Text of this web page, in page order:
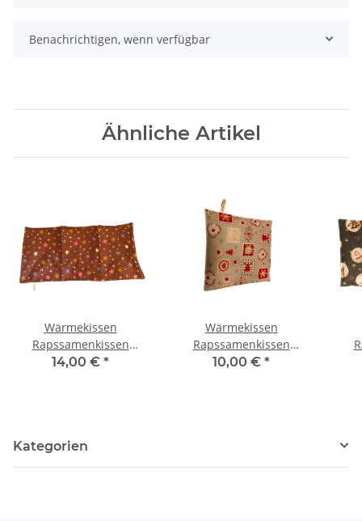
Benachrichtigen, wenn verfügbar
Ähnliche Artikel
Wärmekissen
Rapssamenkissen
rechteckig
14,00 € *
Wärmekissen
Rapssamenkissen
"Weihnachtsstimmung"
10,00 € *
Kategorien